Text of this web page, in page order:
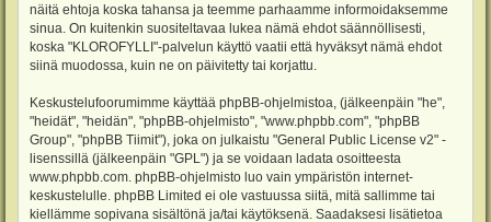
näitä ehtoja koska tahansa ja teemme parhaamme informoidaksemme
sinua. On kuitenkin suositeltavaa lukea nämä ehdot säännöllisesti,
koska "KLOROFYLLI"-palvelun käyttö vaatii että hyväksyt nämä ehdot
siinä muodossa, kuin ne on päivitetty tai korjattu.
Keskustelufoorumimme käyttää phpBB-ohjelmistoa, (jälkeenpäin "he",
"heidät", "heidän", "phpBB-ohjelmisto", "www.phpbb.com", "phpBB
Group", "phpBB Tiimit"), joka on julkaistu "General Public License v2" -
lisenssillä (jälkeenpäin "GPL") ja se voidaan ladata osoitteesta
www.phpbb.com . phpBB-ohjelmisto luo vain ympäristön internet-
keskustelulle. phpBB Limited ei ole vastuussa siitä, mitä sallimme tai
kiellämme sopivana sisältönä ja/tai käytöksenä. Saadaksesi lisätietoa